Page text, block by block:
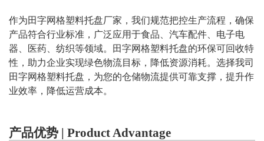
作为田字网格塑料托盘厂家，我们规范把控生产流程，确保
产品符合行业标准，广泛应用于食品、汽车配件、电子电
器、医药、纺织等领域。田字网格塑料托盘的环保可回收特
性，助力企业实现绿色物流目标，降低资源消耗。选择我司
田字网格塑料托盘，为您的仓储物流提供可靠支撑，提升作
业效率，降低运营成本。
产品优势 | Product Advantage